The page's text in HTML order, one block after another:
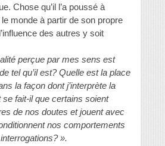
Chose qu’il l’a poussé à
monde à partir de son propre
des autres y soit
perçue par mes sens est
tel qu’il est? Quelle est la place
la façon dont j’interprète la
fait-il que certains soient
de nos doutes et jouent avec
nos comportements
».